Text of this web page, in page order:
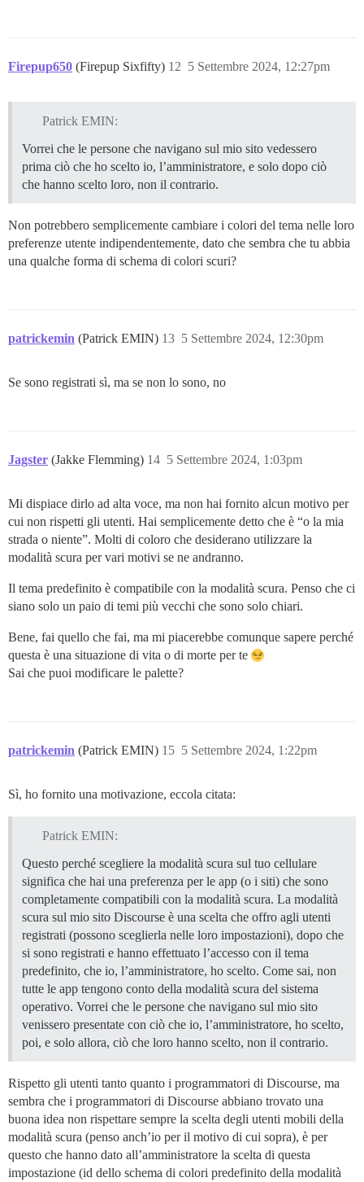
Firepup650 (Firepup Sixfifty) 5 Settembre 2024, 12:27pm
12
Patrick EMIN:
Vorrei che le persone che navigano sul mio sito vedessero
prima ciò che ho scelto io, l’amministratore, e solo dopo ciò
che hanno scelto loro, non il contrario.
Non potrebbero semplicemente cambiare i colori del tema nelle loro
preferenze utente indipendentemente, dato che sembra che tu abbia
una qualche forma di schema di colori scuri?
patrickemin (Patrick EMIN) 5 Settembre 2024, 12:30pm
13
Se sono registrati sì, ma se non lo sono, no
Jagster (Jakke Flemming) 5 Settembre 2024, 1:03pm
14
Mi dispiace dirlo ad alta voce, ma non hai fornito alcun motivo per
cui non rispetti gli utenti. Hai semplicemente detto che è “o la mia
strada o niente”. Molti di coloro che desiderano utilizzare la
modalità scura per vari motivi se ne andranno.
Il tema predefinito è compatibile con la modalità scura. Penso che ci
siano solo un paio di temi più vecchi che sono solo chiari.
Bene, fai quello che fai, ma mi piacerebbe comunque sapere perché
questa è una situazione di vita o di morte per te
Sai che puoi modificare le palette?
patrickemin (Patrick EMIN) 5 Settembre 2024, 1:22pm
15
Sì, ho fornito una motivazione, eccola citata:
Patrick EMIN:
Questo perché scegliere la modalità scura sul tuo cellulare
significa che hai una preferenza per le app (o i siti) che sono
completamente compatibili con la modalità scura. La modalità
scura sul mio sito Discourse è una scelta che offro agli utenti
registrati (possono sceglierla nelle loro impostazioni), dopo che
si sono registrati e hanno effettuato l’accesso con il tema
predefinito, che io, l’amministratore, ho scelto. Come sai, non
tutte le app tengono conto della modalità scura del sistema
operativo. Vorrei che le persone che navigano sul mio sito
venissero presentate con ciò che io, l’amministratore, ho scelto,
poi, e solo allora, ciò che loro hanno scelto, non il contrario.
Rispetto gli utenti tanto quanto i programmatori di Discourse, ma
sembra che i programmatori di Discourse abbiano trovato una
buona idea non rispettare sempre la scelta degli utenti mobili della
modalità scura (penso anch’io per il motivo di cui sopra), è per
questo che hanno dato all’amministratore la scelta di questa
impostazione (id dello schema di colori predefinito della modalità